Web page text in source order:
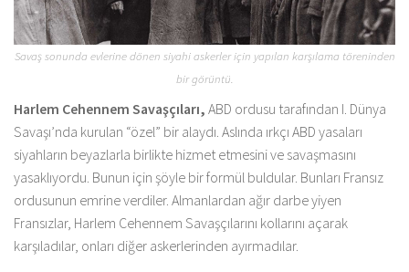
Savaş sonunda evlerine dönen siyahi askerler için yapılan karşılama töreninden
bir görüntü.
Harlem Cehennem Savaşçıları, ABD ordusu tarafından I. Dünya
Savaşı’nda kurulan “özel” bir alaydı. Aslında ırkçı ABD yasaları
siyahların beyazlarla birlikte hizmet etmesini ve savaşmasını
yasaklıyordu. Bunun için şöyle bir formül buldular. Bunları Fransız
ordusunun emrine verdiler. Almanlardan ağır darbe yiyen
Fransızlar, Harlem Cehennem Savaşçılarını kollarını açarak
karşıladılar, onları diğer askerlerinden ayırmadılar.